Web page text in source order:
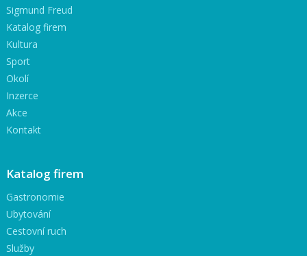
Sigmund Freud
Katalog firem
Kultura
Sport
Okolí
Inzerce
Akce
Kontakt
Katalog firem
Gastronomie
Ubytování
Cestovní ruch
Služby